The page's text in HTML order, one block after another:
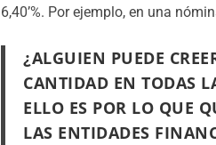
6,40’%. Por ejemplo, en una
¿ALGUIEN PUEDE
CANTIDAD EN TODAS
ELLO ES POR LO QUE
LAS ENTIDADES